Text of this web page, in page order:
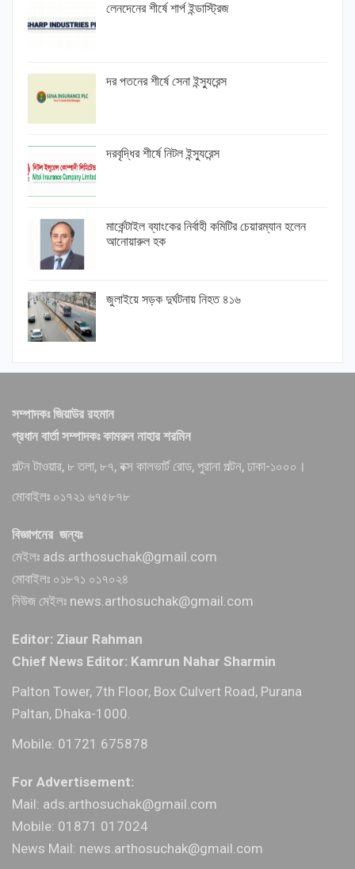
লেনদেনের শীর্ষে শার্প ইন্ডাস্ট্রিজ
দর পতনের শীর্ষে সেনা ইন্স্যুরেন্স
দরবৃদ্ধির শীর্ষে নিটল ইন্স্যুরেন্স
মার্কেন্টাইল ব্যাংকের নির্বাহী কমিটির চেয়ারম্যান হলেন
আনোয়ারুল হক
জুলাইয়ে সড়ক দুর্ঘটনায় নিহত ৪১৬
সম্পাদকঃ জিয়াউর রহমান
প্রধান বার্তা সম্পাদকঃ কামরুন নাহার শরমিন
পল্টন টাওয়ার, ৮ তলা, ৮৭, বক্স কালভার্ট রোড, পুরানা পল্টন, ঢাকা-১০০০।
মোবাইলঃ ০১৭২১ ৬৭৫৮৭৮
বিজ্ঞাপনের জন্যঃ
মেইলঃ ads.arthosuchak@gmail.com
মোবাইলঃ ০১৮৭১ ০১৭০২৪
নিউজ মেইলঃ news.arthosuchak@gmail.com
Editor: Ziaur Rahman
Chief News Editor: Kamrun Nahar Sharmin
Palton Tower, 7th Floor, Box Culvert Road, Purana
Paltan, Dhaka-1000.
Mobile: 01721 675878
For Advertisement:
Mail: ads.arthosuchak@gmail.com
Mobile: 01871 017024
News Mail: news.arthosuchak@gmail.com